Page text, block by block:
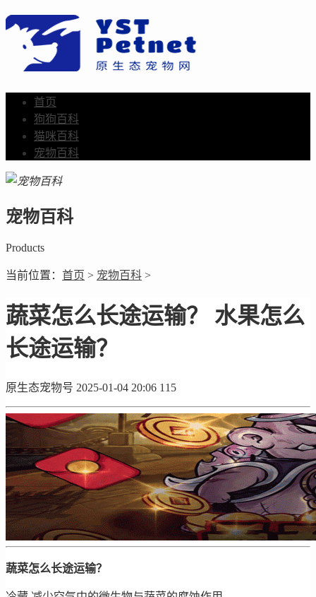
首页
狗狗百科
猫咪百科
宠物百科
宠物百科
Products
当前位置： 首页 > 宠物百科 >
蔬菜怎么长途运输？ 水果怎么
长途运输？
原生态宠物号 2025-01-04 20:06 115
蔬菜怎么长途运输？